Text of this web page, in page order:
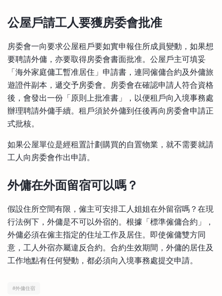
公屋戶請工人要獲房委會批准
房委會一向要求公屋租戶要如實申報住所成員變動，如果想
要聘請外傭，亦要取得房委會書面批准。公屋戶主可填妥
「海外家庭傭工暫准居住」申請書，連同僱傭合約及外傭旅
遊證件副本，遞交予房委會。房委會在確認申請人符合資格
後，會發出一份「原則上批准書」，以便租戶向入境事務處
辦理聘請外傭手續。租戶須於外傭到任後再向房委會申請正
式批核。
如果公屋單位是經租置計劃購買的自置物業，就不需要就請
工人向房委會作出申請。
外傭在外面留宿可以嗎？
假設住所空間有限，僱主可安排工人姐姐在外留宿嗎？在現
行法例下，外傭是不可以外宿的。根據「標準僱傭合約」，
外傭必須在僱主指定的住址工作及居住。即使僱傭雙方同
意，工人外宿亦屬違反合約。合約生效期間，外傭的居住及
工作地點有任何變動，都必須向入境事務處提交申請。
#外傭住宿